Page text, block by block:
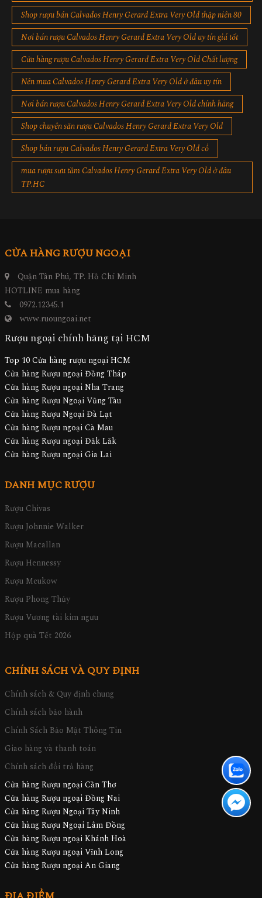
Shop rượu bán Calvados Henry Gerard Extra Very Old thập niên 80
Nơi bán rượu Calvados Henry Gerard Extra Very Old uy tín giá tốt
Cửa hàng rượu Calvados Henry Gerard Extra Very Old Chất lượng
Nên mua Calvados Henry Gerard Extra Very Old ở đâu uy tín
Nơi bán rượu Calvados Henry Gerard Extra Very Old chính hãng
Shop chuyên săn rượu Calvados Henry Gerard Extra Very Old
Shop bán rượu Calvados Henry Gerard Extra Very Old cổ
mua rượu sưu tầm Calvados Henry Gerard Extra Very Old ở đâu
TP.HC
CỬA HÀNG RƯỢU NGOẠI
Quận Tân Phú, TP. Hồ Chí Minh
HOTLINE mua hàng
0972.12345.1
www.ruoungoai.net
Rượu ngoại chính hãng tại HCM
Top 10 Cửa hàng rượu ngoại HCM
Cửa hàng Rượu ngoại Đồng Tháp
Cửa hàng Rượu ngoại Nha Trang
Cửa hàng Rượu Ngoại Vũng Tàu
Cửa hàng Rượu Ngoại Đà Lạt
Cửa hàng Rượu ngoại Cà Mau
Cửa hàng Rượu ngoại Đăk Lăk
Cửa hàng Rượu ngoại Gia Lai
DANH MỤC RƯỢU
Rượu Chivas
Rượu Johnnie Walker
Rượu Macallan
Rượu Hennessy
Rượu Meukow
Rượu Phong Thủy
Rượu Vương tài kim ngưu
Hộp quà Tết 2026
CHÍNH SÁCH VÀ QUY ĐỊNH
Chính sách & Quy định chung
Chính sách bảo hành
Chính Sách Bảo Mật Thông Tin
Giao hàng và thanh toán
Chính sách đổi trả hàng
Cửa hàng Rượu ngoại Cần Thơ
Cửa hàng Rượu ngoại Đồng Nai
Cửa hàng Rượu Ngoại Tây Ninh
Cửa hàng Rượu Ngoại Lâm Đồng
Cửa hàng Rượu ngoại Khánh Hoà
Cửa hàng Rượu ngoại Vĩnh Long
Cửa hàng Rượu ngoại An Giang